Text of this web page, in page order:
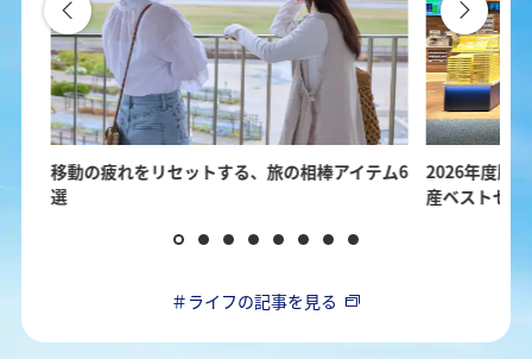
移動の疲れをリセットする、旅の相棒アイテム6
選
2026年度版
産ベストセレ
＃ライフの記事を見る